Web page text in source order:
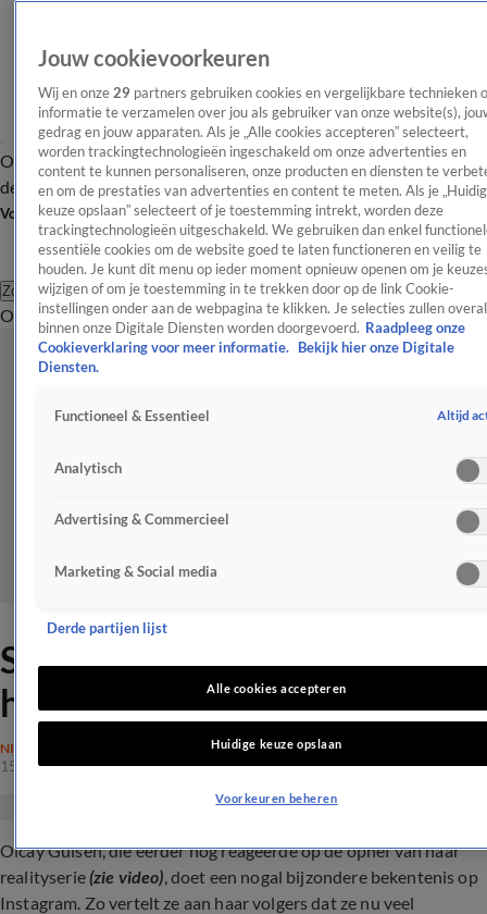
OverzichtAfleveringen Entertainment TV Algemeen
Tip
de redactieNieuwsbrief
Volg Shownieuws
Zoeken
OverzichtEntertainmentSpraakmakendRealityCrimeVideo's
Sneert Olcay Gulsen naar
haar ex Ruud de Wild?
NIEUWS
15 jan 2024, 13:10
Olcay Gulsen, die eerder nog reageerde op de ophef van haar
realityserie(zie video), doet een nogal bijzondere bekentenis op
Instagram. Zo vertelt ze aan haar volgers dat ze nu veel
Jouw cookievoorkeuren
Wij en onze 29 partners gebruiken cookies en vergelijkbare technieken
informatie te verzamelen over jou als gebruiker van onze website(s),
gedrag en jouw apparaten. Als je „Alle cookies accepteren” selecteert,
worden trackingtechnologieën ingeschakeld om onze advertenties en
content te kunnen personaliseren, onze producten en diensten te
en om de prestaties van advertenties en content te meten. Als je
keuze opslaan” selecteert of je toestemming intrekt, worden deze
trackingtechnologieën uitgeschakeld. We gebruiken dan enkel
essentiële cookies om de website goed te laten functioneren en veilig te
houden. Je kunt dit menu op ieder moment opnieuw openen om je
wijzigen of om je toestemming in te trekken door op de link Cookie-
instellingen onder aan de webpagina te klikken. Je selecties zullen overal
binnen onze Digitale Diensten worden doorgevoerd. Raadpleeg onze
Cookieverklaring voor meer informatie.
Bekijk hier onze Digitale
Diensten.
Functioneel & Essentieel Altijd
Analytisch
Advertising & Commercieel
Marketing & Social media
Derde partijen lijst
Alle cookies accepteren
Huidige keuze opslaan
Voorkeuren beheren